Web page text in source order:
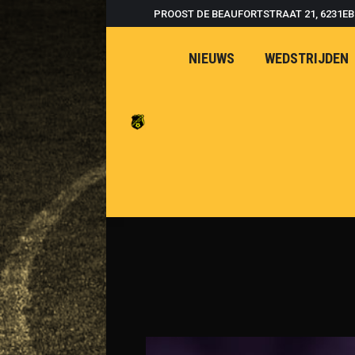
PROOST DE BEAUFORTSTRAAT 21,
NIEUWS WEDSTRIJDEN